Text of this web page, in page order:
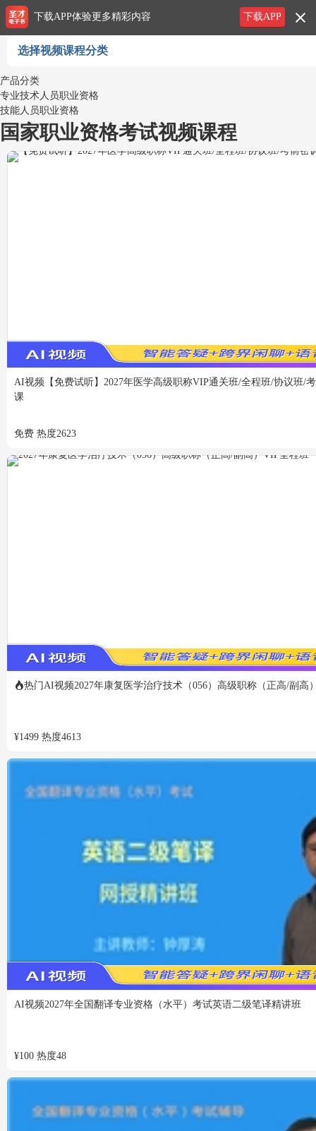
选择视频课程分类
产品分类
专业技术人员职业资格
技能人员职业资格
国家职业资格考试视频课程
AI视频 【免费试听】2027年医学高级职称VIP通关班/全程班/协议班/
课
免费 热度2623
热门AI视频2027年康复医学治疗技术（056）高级职称（正高/副高
¥1499 热度4613
免费
AI视频2027年全国翻译专业资格（水平）考试英语二级笔译精讲班
¥100 热度48
下载APP
下载APP体验更多精彩内容